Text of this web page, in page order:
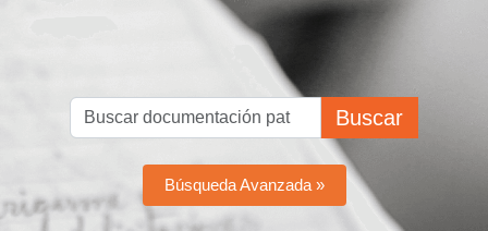
Buscar
Búsqueda Avanzada »